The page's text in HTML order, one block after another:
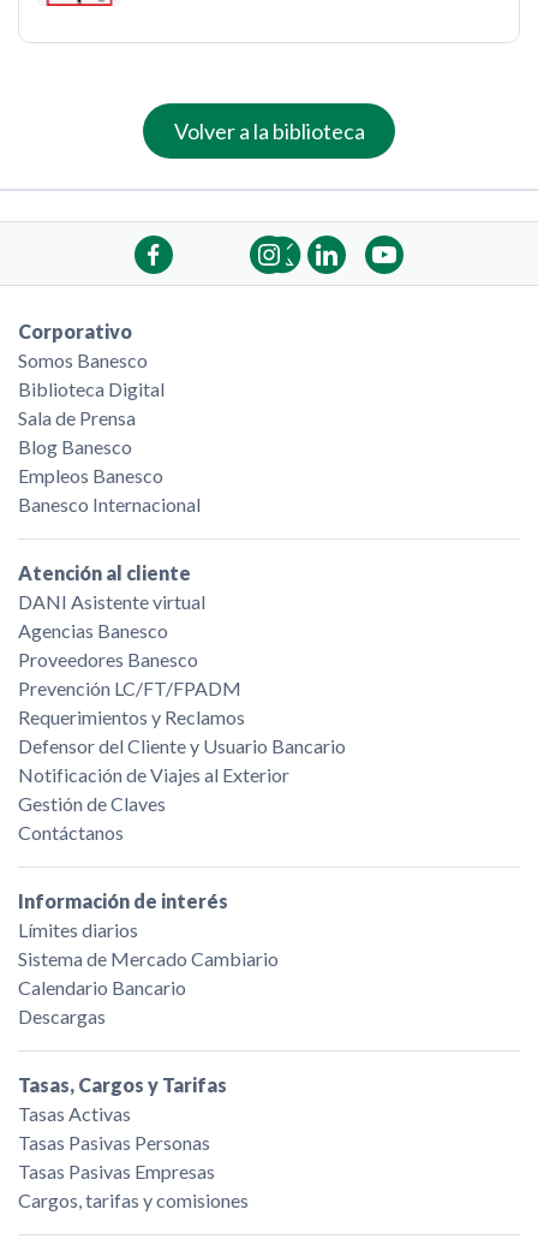
Volver a la biblioteca
Corporativo
Somos Banesco
Biblioteca Digital
Sala de Prensa
Blog Banesco
Empleos Banesco
Banesco Internacional
Atención al cliente
DANI Asistente virtual
Agencias Banesco
Proveedores Banesco
Prevención LC/FT/FPADM
Requerimientos y Reclamos
Defensor del Cliente y Usuario Bancario
Notificación de Viajes al Exterior
Gestión de Claves
Contáctanos
Información de interés
Límites diarios
Sistema de Mercado Cambiario
Calendario Bancario
Descargas
Tasas, Cargos y Tarifas
Tasas Activas
Tasas Pasivas Personas
Tasas Pasivas Empresas
Cargos, tarifas y comisiones